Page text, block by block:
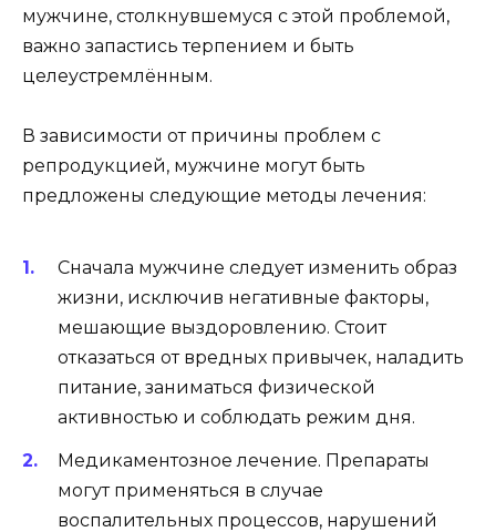
мужчине, столкнувшемуся с этой проблемой,
важно запастись терпением и быть
целеустремлённым.
В зависимости от причины проблем с
репродукцией, мужчине могут быть
предложены следующие методы лечения:
Сначала мужчине следует изменить образ
жизни, исключив негативные факторы,
мешающие выздоровлению. Стоит
отказаться от вредных привычек, наладить
питание, заниматься физической
активностью и соблюдать режим дня.
Медикаментозное лечение. Препараты
могут применяться в случае
воспалительных процессов, нарушений